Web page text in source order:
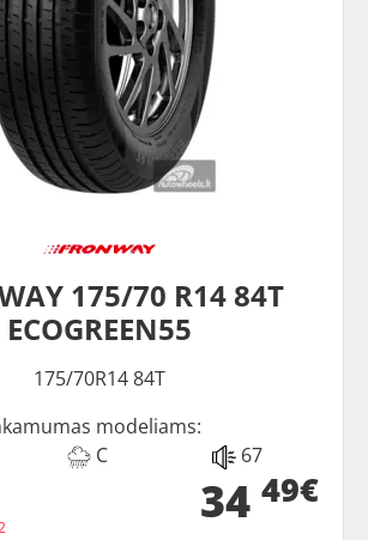
175/70 R14 84T
ECOGREEN55
175/70R14 84T
modeliams:
C 67
34 49€